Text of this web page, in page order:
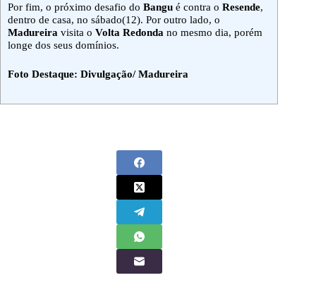
Por fim, o próximo desafio do Bangu é contra o Resende,
dentro de casa, no sábado(12). Por outro lado, o
Madureira visita o Volta Redonda no mesmo dia, porém
longe dos seus domínios.
Foto Destaque: Divulgação/ Madureira